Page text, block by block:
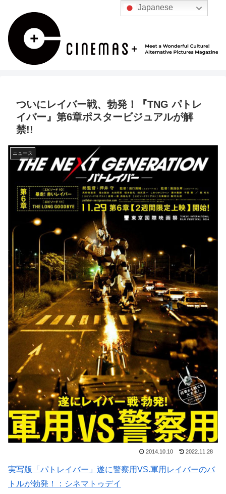
ついにレイバー戦、勃発！『TNG パトレ
イバー』第6章ポスタービジュアルが解
禁!!
ニュース
2014.10.10 2022.11.28
実写版「パトレイバー」遂に警察用VS.軍用レイバーのバ
トルが勃発！：シネマトゥデイ
Japanese